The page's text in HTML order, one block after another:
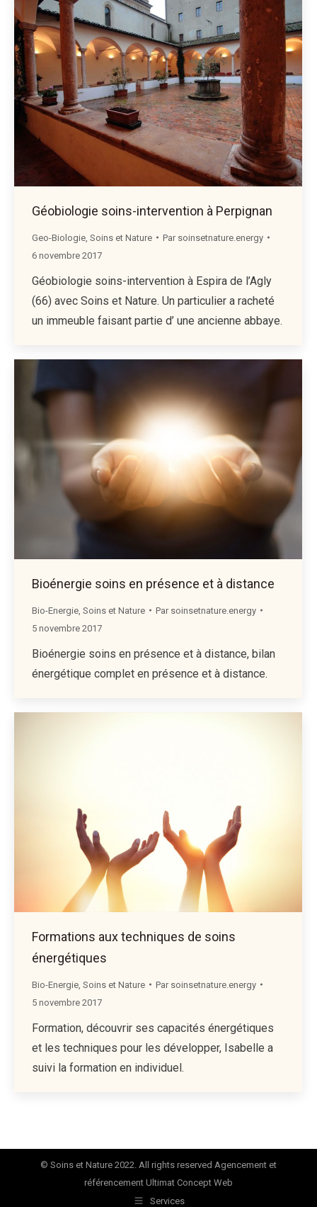
Géobiologie soins-intervention à Perpignan
Geo-Biologie Soins et Nature Par soinsetnature.energy
6 novembre 2017
Géobiologie soins-intervention à Espira de l’Agly
(66) avec Soins et Nature. Un particulier a racheté
un immeuble faisant partie d’ une ancienne abbaye.
Bioénergie soins en présence et à distance
Bio-Energie Soins et Nature Par soinsetnature.energy
5 novembre 2017
Bioénergie soins en présence et à distance, bilan
énergétique complet en présence et à distance.
Formations aux techniques de soins
énergétiques
Bio-Energie Soins et Nature Par soinsetnature.energy
5 novembre 2017
Formation, découvrir ses capacités énergétiques
et les techniques pour les développer, Isabelle a
suivi la formation en individuel.
© Soins et Nature 2022. All rights reserved Agencement et
référencement Ultimat Concept Web
Services